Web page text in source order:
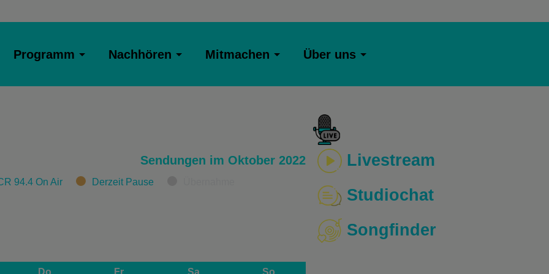
Programm Nachhören Mitmachen Über uns
Sendungen im Oktober 2022
94.4 On Air Derzeit Pause
Livestream
Studiochat
Songfinder